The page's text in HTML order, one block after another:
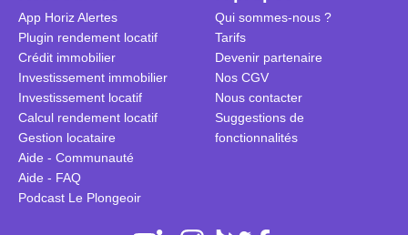
App Horiz Alertes
Plugin rendement locatif
Crédit immobilier
Investissement immobilier
Investissement locatif
Calcul rendement locatif
Gestion locataire
Aide - Communauté
Aide - FAQ
Podcast Le Plongeoir
Qui sommes-nous ?
Tarifs
Devenir partenaire
Nos CGV
Nous contacter
Suggestions de
fonctionnalités